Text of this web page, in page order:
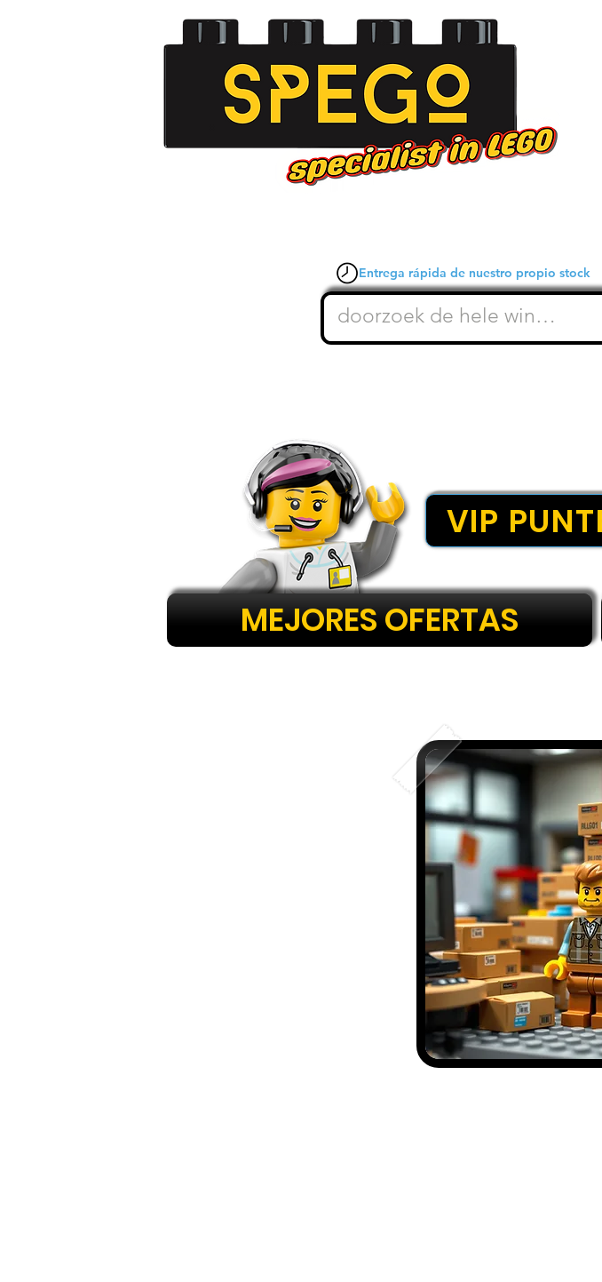
Entrega rápida de nuestro propio
VIP
MEJORES OFERTAS